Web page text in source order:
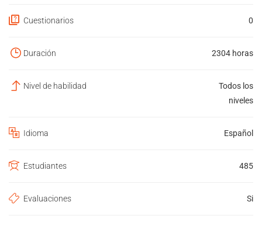
Cuestionarios 0
Duración 2304 horas
Nivel de habilidad
Todos los
niveles
Idioma Español
Estudiantes 485
Evaluaciones Si